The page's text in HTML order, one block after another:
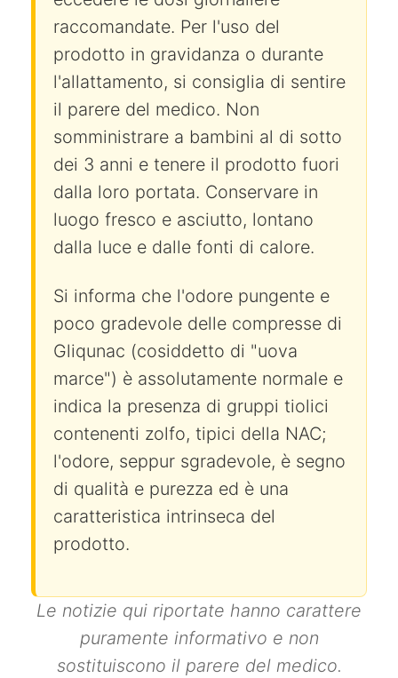
raccomandate. Per l'uso del
prodotto in gravidanza o durante
l'allattamento, si consiglia di sentire
il parere del medico. Non
somministrare a bambini al di sotto
dei 3 anni e tenere il prodotto fuori
dalla loro portata. Conservare in
luogo fresco e asciutto, lontano
dalla luce e dalle fonti di calore.
Si informa che l'odore pungente e
poco gradevole delle compresse di
Gliqunac (cosiddetto di "uova
marce") è assolutamente normale e
indica la presenza di gruppi tiolici
contenenti zolfo, tipici della NAC;
l'odore, seppur sgradevole, è segno
di qualità e purezza ed è una
caratteristica intrinseca del
prodotto.
Le notizie qui riportate hanno carattere
puramente informativo e non
sostituiscono il parere del medico.